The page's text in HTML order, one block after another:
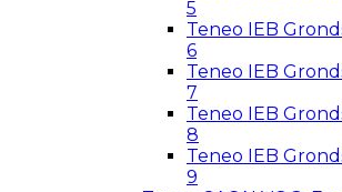
5
Teneo IEB
6
Teneo IEB
7
Teneo IEB
8
Teneo IEB
9